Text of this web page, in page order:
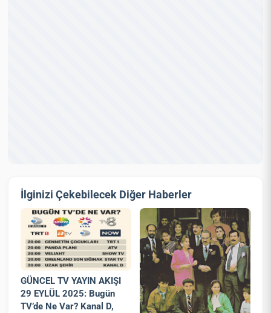
İlginizi Çekebilecek Diğer Haberler
GÜNCEL TV YAYIN AKIŞI
29 EYLÜL 2025: Bugün
TV’de Ne Var? Kanal D,